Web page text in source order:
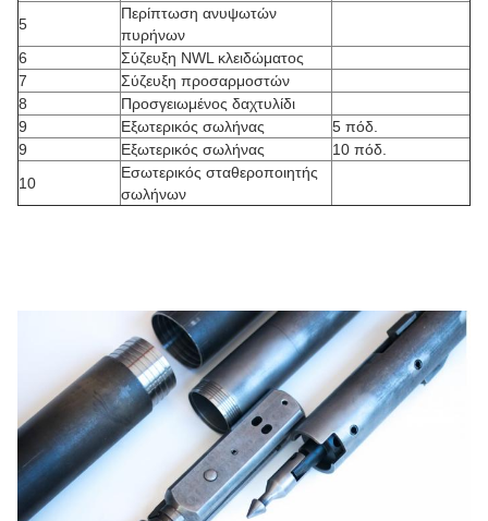
5
Περίπτωση ανυψωτών
πυρήνων
6
Σύζευξη NWL κλειδώματος
7
Σύζευξη προσαρμοστών
8
Προσγειωμένος δαχτυλίδι
9
Εξωτερικός σωλήνας
5 πόδ.
9
Εξωτερικός σωλήνας
10 πόδ.
10
Εσωτερικός σταθεροποιητής
σωλήνων